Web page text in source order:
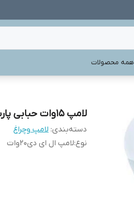
همه محصولات
لامپ 15وات حبابی پارس نوین - آفتابی
دسته‌بندی: لامپ وچراغ
نوع:لامپ ال ای دی20وات